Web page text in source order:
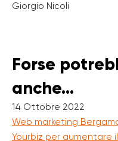
Giorgio Nicoli
Forse
anche...
14 Ottobre 2022
Web marketing
Yourbiz per aumentare